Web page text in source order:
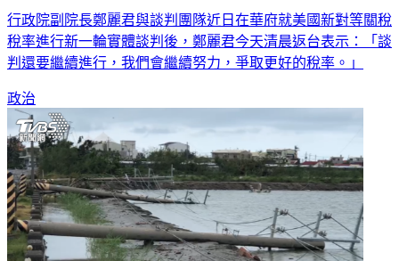
行政院副院長鄭麗君與談判團隊近日在華府就美國新對等關稅
稅率進行新一輪實體談判後，鄭麗君今天清晨返台表示：「談
判還要繼續進行，我們會繼續努力，爭取更好的稅率。」
政治